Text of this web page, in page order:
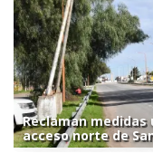
Reclaman
acceso norte de